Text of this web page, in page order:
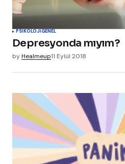
PSIKOLOJIGENEL
Depresyonda mıyım?
byHealmeup11 Eylül 2018